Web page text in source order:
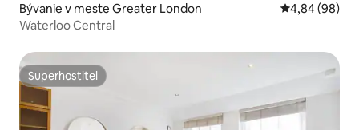
Bývanie v meste Greater London Priemerné
4,84 (98)
Waterloo Central
Superhostiteľ
Superhostiteľ